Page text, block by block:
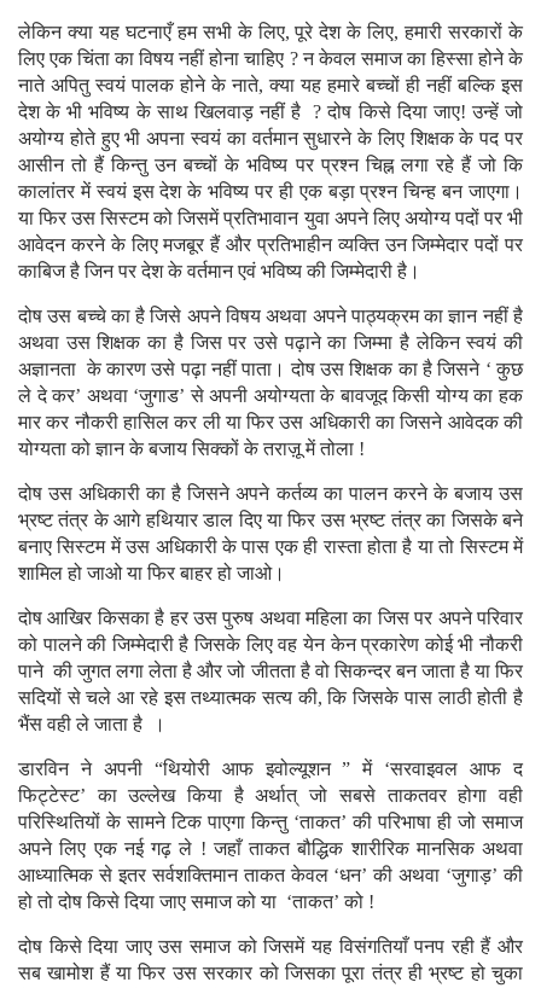
लेकिन क्या यह घटनाएँ हम सभी के लिए, पूरे देश के लिए, हमारी सरकारों के
लिए एक चिंता का विषय नहीं होना चाहिए ? न केवल समाज का हिस्सा होने के
नाते अपितु स्वयं पालक होने के नाते, क्या यह हमारे बच्चों ही नहीं बल्कि इस
देश के भी भविष्य के साथ खिलवाड़ नहीं है ? दोष किसे दिया जाए! उन्हें जो
अयोग्य होते हुए भी अपना स्वयं का वर्तमान सुधारने के लिए शिक्षक के पद पर
आसीन तो हैं किन्तु उन बच्चों के भविष्य पर प्रश्न चिह्न लगा रहे हैं जो कि
कालांतर में स्वयं इस देश के भविष्य पर ही एक बड़ा प्रश्न चिन्ह बन जाएगा।
या फिर उस सिस्टम को जिसमें प्रतिभावान युवा अपने लिए अयोग्य पदों पर भी
आवेदन करने के लिए मजबूर हैं और प्रतिभाहीन व्यक्ति उन जिम्मेदार पदों पर
काबिज है जिन पर देश के वर्तमान एवं भविष्य की जिम्मेदारी है।
दोष उस बच्चे का है जिसे अपने विषय अथवा अपने पाठ्यक्रम का ज्ञान नहीं है
अथवा उस शिक्षक का है जिस पर उसे पढ़ाने का जिम्मा है लेकिन स्वयं की
अज्ञानता के कारण उसे पढ़ा नहीं पाता। दोष उस शिक्षक का है जिसने ‘ कुछ
ले दे कर’ अथवा ‘जुगाड’ से अपनी अयोग्यता के बावजूद किसी योग्य का हक
मार कर नौकरी हासिल कर ली या फिर उस अधिकारी का जिसने आवेदक की
योग्यता को ज्ञान के बजाय सिक्कों के तराज़ू में तोला !
दोष उस अधिकारी का है जिसने अपने कर्तव्य का पालन करने के बजाय उस
भ्रष्ट तंत्र के आगे हथियार डाल दिए या फिर उस भ्रष्ट तंत्र का जिसके बने
बनाए सिस्टम में उस अधिकारी के पास एक ही रास्ता होता है या तो सिस्टम में
शामिल हो जाओ या फिर बाहर हो जाओ।
दोष आखिर किसका है हर उस पुरुष अथवा महिला का जिस पर अपने परिवार
को पालने की जिम्मेदारी है जिसके लिए वह येन केन प्रकारेण कोई भी नौकरी
पाने की जुगत लगा लेता है और जो जीतता है वो सिकन्दर बन जाता है या फिर
सदियों से चले आ रहे इस तथ्यात्मक सत्य की, कि जिसके पास लाठी होती है
भैंस वही ले जाता है ।
डारविन ने अपनी “थियोरी आफ इवोल्यूशन ” में ‘सरवाइवल आफ द
फिट्टेस्ट’ का उल्लेख किया है अर्थात् जो सबसे ताकतवर होगा वही
परिस्थितियों के सामने टिक पाएगा किन्तु ‘ताकत’ की परिभाषा ही जो समाज
अपने लिए एक नई गढ़ ले ! जहाँ ताकत बौद्धिक शारीरिक मानसिक अथवा
आध्यात्मिक से इतर सर्वशक्तिमान ताकत केवल ‘धन’ की अथवा ‘जुगाड़’ की
हो तो दोष किसे दिया जाए समाज को या ‘ताकत’ को !
दोष किसे दिया जाए उस समाज को जिसमें यह विसंगतियाँ पनप रही हैं और
सब खामोश हैं या फिर उस सरकार को जिसका पूरा तंत्र ही भ्रष्ट हो चुका